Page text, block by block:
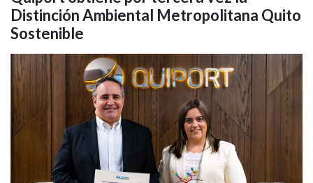
Distinción Ambiental Metropolitana Quito
Sostenible